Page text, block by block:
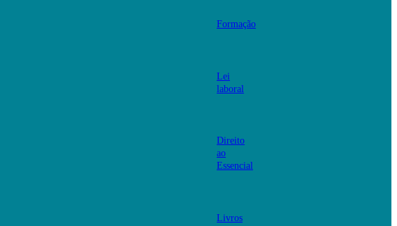
Formação
Lei
laboral
Direito
ao
Essencial
Livros